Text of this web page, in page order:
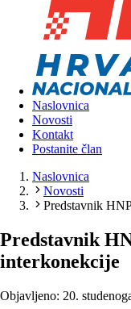
Naslovnica
Novosti
Kontakt
Postanite član
Naslovnica
Novosti
Predstavnik
Predstavnik
interkonekcije
Objavljeno: 20.